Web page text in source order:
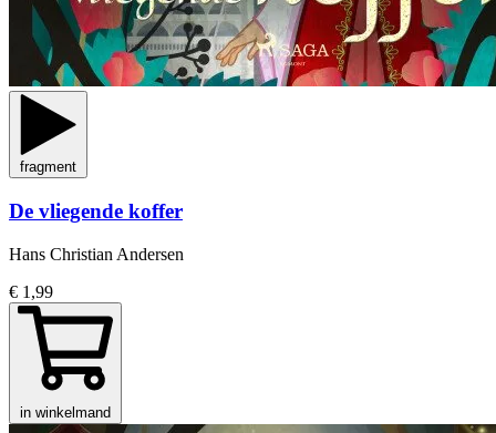
fragment
De vliegende koffer
Hans Christian Andersen
€ 1,99
in winkelmand